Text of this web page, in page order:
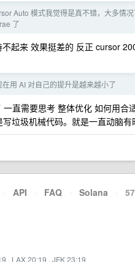
Auto 模式我觉得是真不错，大多情
了
起来 效果挺差的 反正 cursor
在用 AI 对自己的提升是越来越小了
直需要思考 整体优化 如何用
垃圾机械代码。就是一直动脑有
· API · FAQ · Solana ·
· LAX 20:19 · JFK 23:19